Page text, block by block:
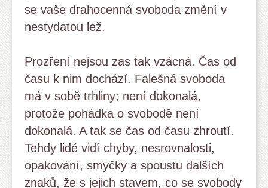
se vaše drahocenná svoboda změní v
nestydatou lež.
Prozření nejsou zas tak vzácná. Čas od
času k nim dochází. Falešná svoboda
má v sobě trhliny; není dokonalá,
protože pohádka o svobodě není
dokonalá. A tak se čas od času zhroutí.
Tehdy lidé vidí chyby, nesrovnalosti,
opakování, smyčky a spoustu dalších
znaků, že s jejich stavem, co se svobody